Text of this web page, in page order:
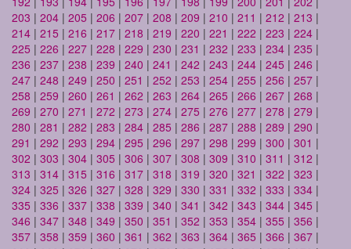
203 | 204 | 205 | 206 | 207 | 208 | 209 | 210 | 211 | 212 | 213 |
214 | 215 | 216 | 217 | 218 | 219 | 220 | 221 | 222 | 223 | 224 |
225 | 226 | 227 | 228 | 229 | 230 | 231 | 232 | 233 | 234 | 235 |
236 | 237 | 238 | 239 | 240 | 241 | 242 | 243 | 244 | 245 | 246 |
247 | 248 | 249 | 250 | 251 | 252 | 253 | 254 | 255 | 256 | 257 |
258 | 259 | 260 | 261 | 262 | 263 | 264 | 265 | 266 | 267 | 268 |
269 | 270 | 271 | 272 | 273 | 274 | 275 | 276 | 277 | 278 | 279 |
280 | 281 | 282 | 283 | 284 | 285 | 286 | 287 | 288 | 289 | 290 |
291 | 292 | 293 | 294 | 295 | 296 | 297 | 298 | 299 | 300 | 301 |
302 | 303 | 304 | 305 | 306 | 307 | 308 | 309 | 310 | 311 | 312 |
313 | 314 | 315 | 316 | 317 | 318 | 319 | 320 | 321 | 322 | 323 |
324 | 325 | 326 | 327 | 328 | 329 | 330 | 331 | 332 | 333 | 334 |
335 | 336 | 337 | 338 | 339 | 340 | 341 | 342 | 343 | 344 | 345 |
346 | 347 | 348 | 349 | 350 | 351 | 352 | 353 | 354 | 355 | 356 |
357 | 358 | 359 | 360 | 361 | 362 | 363 | 364 | 365 | 366 | 367 |